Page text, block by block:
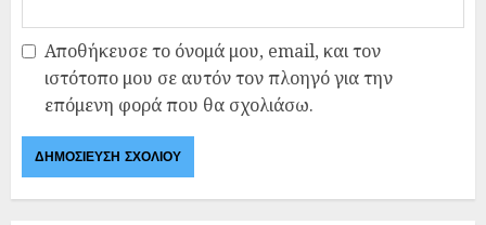
Αποθήκευσε το όνομά μου, email, και τον
ιστότοπο μου σε αυτόν τον πλοηγό για την
επόμενη φορά που θα σχολιάσω.